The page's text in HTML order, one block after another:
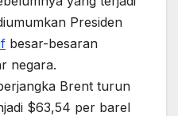
Presiden
besar-besaran
negara.
Brent turun
$63,54 per barel